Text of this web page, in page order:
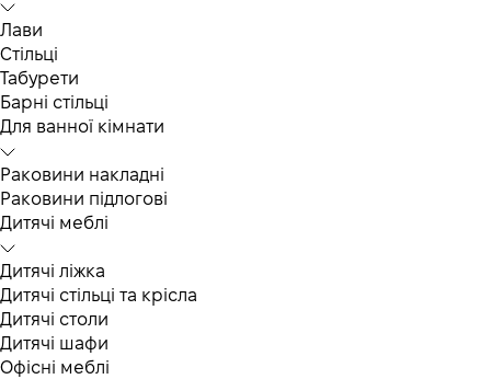
Лави
Стільці
Табурети
Барні стільці
Для ванної кімнати
Раковини накладні
Раковини підлогові
Дитячі меблі
Дитячі ліжка
Дитячі стільці та крісла
Дитячі столи
Дитячі шафи
Офісні меблі